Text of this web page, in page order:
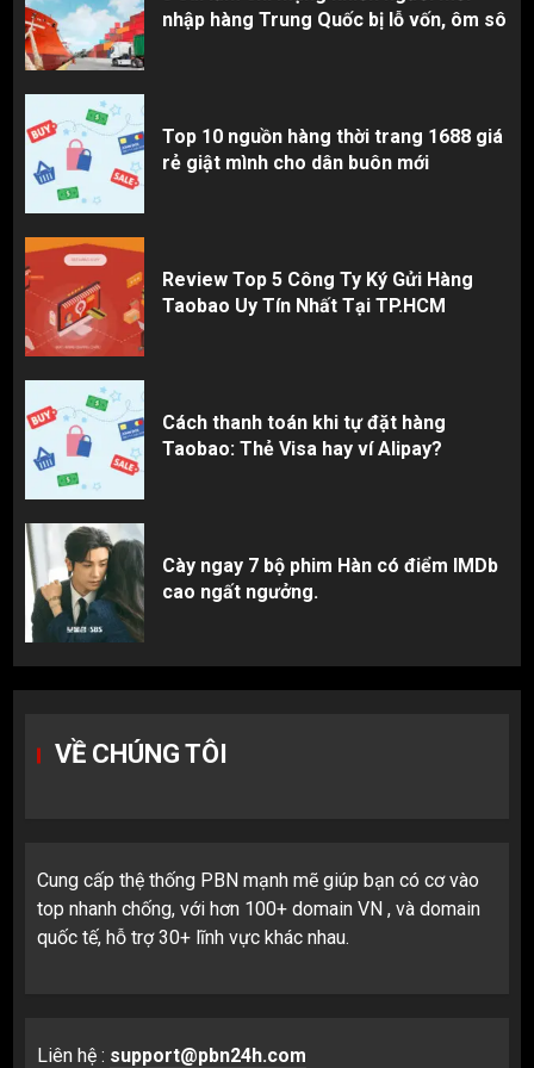
nhập hàng Trung Quốc bị lỗ vốn, ôm sô
Top 10 nguồn hàng thời trang 1688 giá
rẻ giật mình cho dân buôn mới
Review Top 5 Công Ty Ký Gửi Hàng
Taobao Uy Tín Nhất Tại TP.HCM
Cách thanh toán khi tự đặt hàng
Taobao: Thẻ Visa hay ví Alipay?
Cày ngay 7 bộ phim Hàn có điểm IMDb
cao ngất ngưởng.
VỀ CHÚNG TÔI
Cung cấp thệ thống PBN mạnh mẽ giúp bạn có cơ vào
top nhanh chống, với hơn 100+ domain VN , và domain
quốc tế, hỗ trợ 30+ lĩnh vực khác nhau.
Liên hệ : support@pbn24h.com